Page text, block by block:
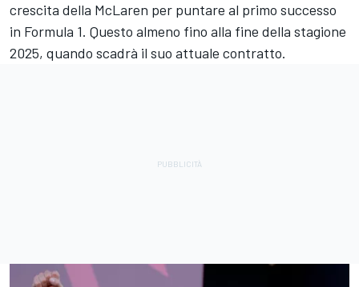
crescita della McLaren per puntare al primo successo
in Formula 1. Questo almeno fino alla fine della stagione
2025, quando scadrà il suo attuale contratto.